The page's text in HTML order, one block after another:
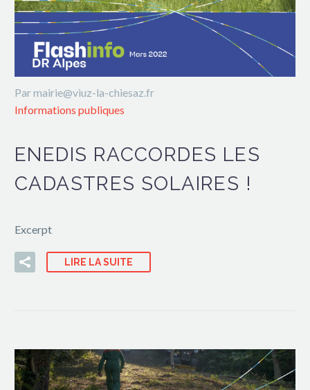
Par mairie@viuz-la-chiesaz.fr
Informations publiques
ENEDIS RACCORDES LES
CADASTRES SOLAIRES !
Excerpt
LIRE LA SUITE